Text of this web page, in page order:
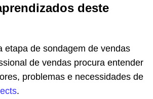
deste
etapa de sondagem de vendas
de vendas procura entender
problemas e necessidades de
.